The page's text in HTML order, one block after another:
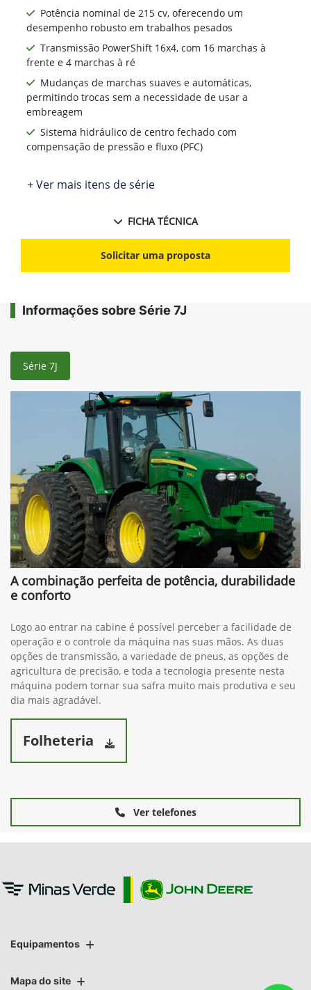
Potência nominal de 215 cv, oferecendo um
desempenho robusto em trabalhos pesados
Transmissão PowerShift 16x4, com 16 marchas à
frente e 4 marchas à ré
Mudanças de marchas suaves e automáticas,
permitindo trocas sem a necessidade de usar a
embreagem
Sistema hidráulico de centro fechado com
compensação de pressão e fluxo (PFC)
+ Ver mais itens de série
FICHA TÉCNICA
Solicitar uma proposta
Informações sobre Série 7J
Série 7J
A combinação perfeita de potência, durabilidade
e conforto
Logo ao entrar na cabine é possível perceber a facilidade de
operação e o controle da máquina nas suas mãos. As duas
opções de transmissão, a variedade de pneus, as opções de
agricultura de precisão, e toda a tecnologia presente nesta
máquina podem tornar sua safra muito mais produtiva e seu
dia mais agradável.
Folheteria
Ver telefones
Equipamentos
Mapa do site